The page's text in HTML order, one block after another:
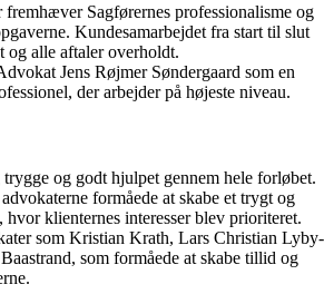
fremhæver Sagførernes professionalisme og
Kundesamarbejdet fra start til slut
og alle aftaler overholdt.
Jens Røjmer Søndergaard som en
der arbejder på højeste niveau.
og godt hjulpet gennem hele forløbet.
formåede at skabe et trygt og
klienternes interesser blev prioriteret.
som Kristian Krath, Lars Christian Lyby-
som formåede at skabe tillid og